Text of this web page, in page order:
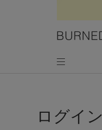
ログイン